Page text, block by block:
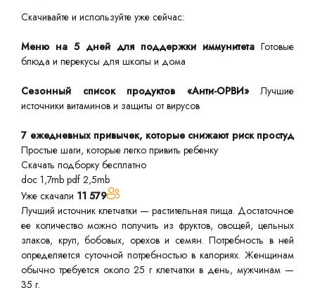
Скачивайте и используйте уже сейчас:
Меню на 5 дней для поддержки иммунитета Готовые
блюда и перекусы для школы и дома
Сезонный список продуктов «Анти-ОРВИ»
Лучшие
источники витаминов и защиты от вирусов
7 ежедневных привычек, которые снижают риск простуд
Простые шаги, которые легко привить ребенку
Скачать подборку бесплатно
doc 1,7mb pdf 2,5mb
Уже скачали 11 579
Лучший источник клетчатки — растительная пища. Достаточное
ее количество можно получить из фруктов, овощей, цельных
злаков, круп, бобовых, орехов и семян. Потребность в ней
определяется суточной потребностью в калориях. Женщинам
обычно требуется около 25 г клетчатки в день, мужчинам —
35 г.